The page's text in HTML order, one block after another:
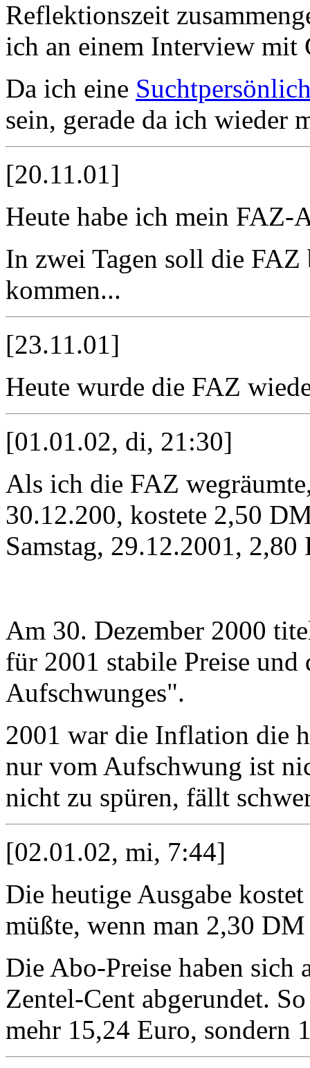
Reflektionszeit
ich an einem Interview mit
Da ich eine
sein, gerade da ich wieder
[20.11.01]
Heute habe ich mein FAZ-
In zwei Tagen soll die
kommen...
[23.11.01]
Heute wurde die FAZ
[01.01.02, di, 21:30]
Als ich die FAZ
30.12.200, kostete 2,50
Samstag, 29.12.2001,
Am 30. Dezember 2000
für 2001 stabile Preise und
Aufschwunges".
2001 war die Inflation die
nur vom Aufschwung ist
nicht zu spüren, fällt
[02.01.02, mi, 7:44]
Die heutige Ausgabe
müßte, wenn man 2,30
Die Abo-Preise haben sich
Zentel-Cent abgerundet.
mehr 15,24 Euro, sondern